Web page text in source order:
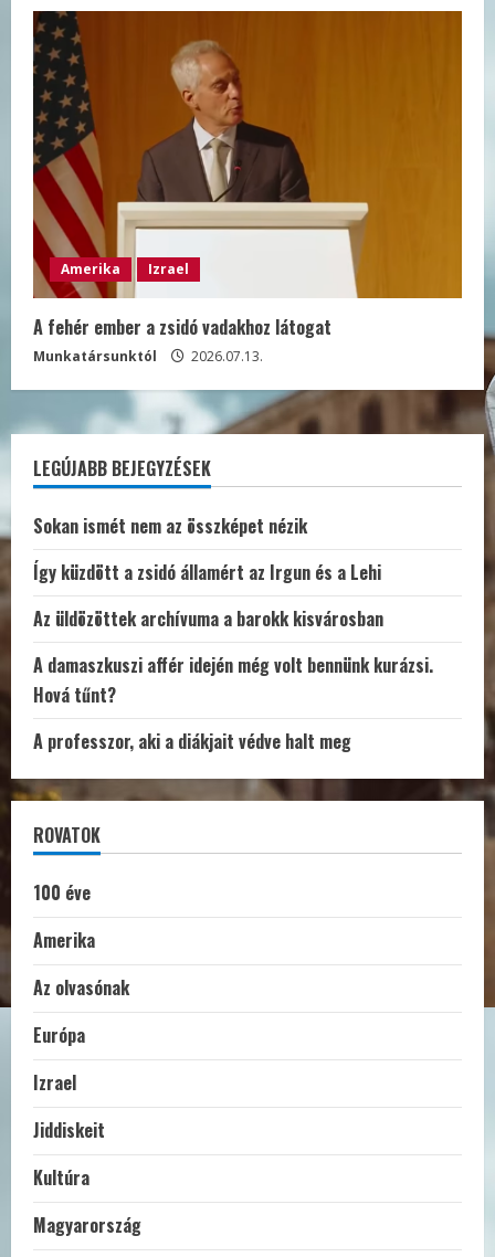
Amerika Izrael
A fehér ember a zsidó vadakhoz látogat
Munkatársunktól 2026.07.13.
LEGÚJABB BEJEGYZÉSEK
Sokan ismét nem az összképet nézik
Így küzdött a zsidó államért az Irgun és a Lehi
Az üldözöttek archívuma a barokk kisvárosban
A damaszkuszi affér idején még volt bennünk kurázsi.
Hová tűnt?
A professzor, aki a diákjait védve halt meg
ROVATOK
100 éve
Amerika
Az olvasónak
Európa
Izrael
Jiddiskeit
Kultúra
Magyarország